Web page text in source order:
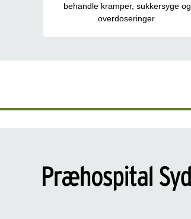
behandle kramper, sukkersyge og
overdoseringer.